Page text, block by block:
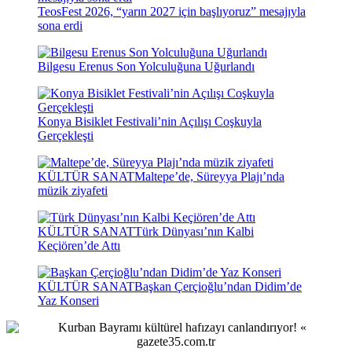
TeosFest 2026, “yarın 2027 için başlıyoruz” mesajıyla
sona erdi
Bilgesu Erenus Son Yolculuğuna Uğurlandı
Konya Bisiklet Festivali’nin Açılışı Coşkuyla
Gerçekleşti
KÜLTÜR SANATMaltepe’de, Süreyya Plajı’nda
müzik ziyafeti
KÜLTÜR SANATTürk Dünyası’nın Kalbi
Keçiören’de Attı
KÜLTÜR SANATBaşkan Çerçioğlu’ndan Didim’de
Yaz Konseri